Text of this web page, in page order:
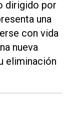
dirigido por
una
con vida
nueva
eliminación